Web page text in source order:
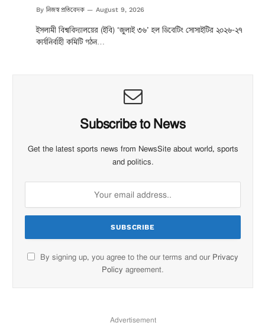
By নিজস্ব প্রতিবেদক August 9, 2026
ইসলামী বিশ্ববিদ্যালয়ের (ইবি) ‘জুলাই ৩৬’ হল ডিবেটিং সোসাইটির ২০২৬-২৭
কার্যনির্বাহী কমিটি গঠন…
Subscribe to News
Get the latest sports news from NewsSite about world, sports
and politics.
By signing up, you agree to the our terms and our Privacy
Policy agreement.
Advertisement